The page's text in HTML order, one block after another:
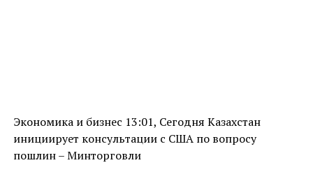
Экономика и бизнес 13:01, Сегодня Казахстан
инициирует консультации с США по вопросу
пошлин – Минторговли